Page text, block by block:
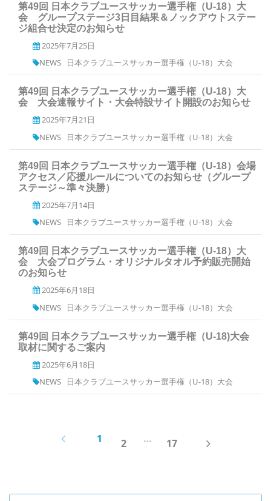
第49回 日本クラブユースサッカー選手権（U-18）大
会 グループステージ3日目結果＆ノックアウトステー
ジ組合せ決定のお知らせ
2025年7月25日
NEWS
日本クラブユースサッカー選手権（U-18）大会
第49回 日本クラブユースサッカー選手権（U-18）大
会 大会速報サイト・大会特設サイト開設のお知らせ
2025年7月21日
NEWS
日本クラブユースサッカー選手権（U-18）大会
第49回 日本クラブユースサッカー選手権（U-18）会場
アクセス／応援ルールについてのお知らせ（グループ
ステージ～準々決勝）
2025年7月14日
NEWS
日本クラブユースサッカー選手権（U-18）大会
第49回 日本クラブユースサッカー選手権（U-18）大
会 大会プログラム・オリジナルタオル予約販売開始
のお知らせ
2025年6月18日
NEWS
日本クラブユースサッカー選手権（U-18）大会
第49回 日本クラブユースサッカー選手権（U-18)大会
取材に関するご案内
2025年6月18日
NEWS
日本クラブユースサッカー選手権（U-18）大会
PREV 1 2 … 17 NEXT